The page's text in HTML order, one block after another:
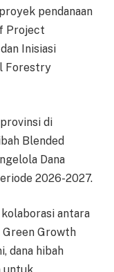
pendanaan
Project
Inisiasi
Forestry
di
Blended
Dana
2026-2027.
antara
Green Growth
dana hibah